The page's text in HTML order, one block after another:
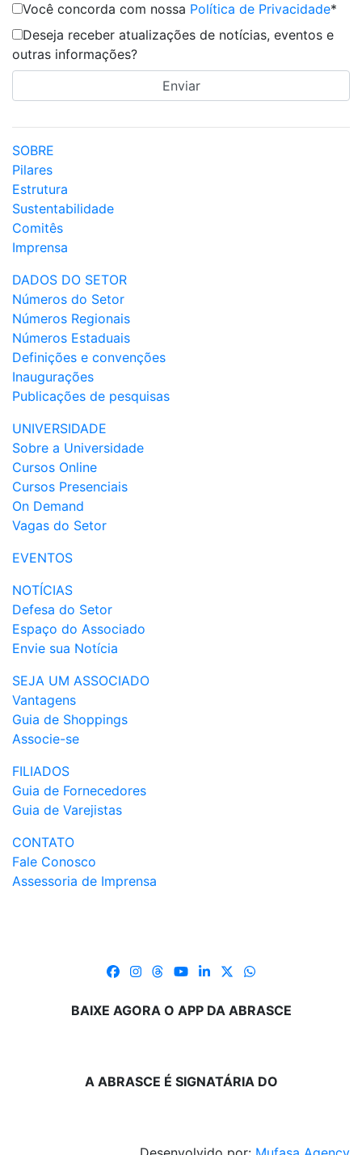
Você concorda com nossa Política de Privacidade*
Deseja receber atualizações de notícias, eventos e
outras informações?
SOBRE
Pilares
Estrutura
Sustentabilidade
Comitês
Imprensa
DADOS DO SETOR
Números do Setor
Números Regionais
Números Estaduais
Definições e convenções
Inaugurações
Publicações de pesquisas
UNIVERSIDADE
Sobre a Universidade
Cursos Online
Cursos Presenciais
On Demand
Vagas do Setor
EVENTOS
NOTÍCIAS
Defesa do Setor
Espaço do Associado
Envie sua Notícia
SEJA UM ASSOCIADO
Vantagens
Guia de Shoppings
Associe-se
FILIADOS
Guia de Fornecedores
Guia de Varejistas
CONTATO
Fale Conosco
Assessoria de Imprensa
BAIXE AGORA O APP DA ABRASCE
A ABRASCE É SIGNATÁRIA DO